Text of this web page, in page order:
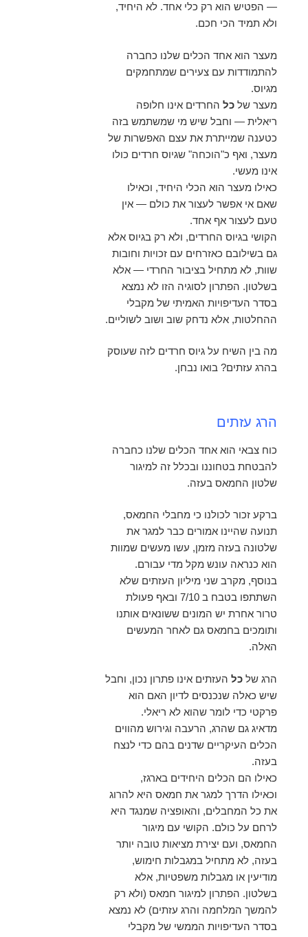
— הפטיש הוא רק כלי אחד. לא היחיד,
ולא תמיד הכי חכם.
מעצר הוא אחד הכלים שלנו כחברה
להתמודדות עם צעירים שמתחמקים
מגיוס.
מעצר של כל החרדים אינו חלופה
ריאלית — וחבל שיש מי שמשתמש בזה
כטענה שמייתרת את עצם האפשרות של
מעצר, ואף כ"הוכחה" שגיוס חרדים כולו
אינו מעשי.
כאילו מעצר הוא הכלי היחיד, וכאילו
שאם אי אפשר לעצור את כולם — אין
טעם לעצור אף אחד.
הקושי בגיוס החרדים, ולא רק בגיוס אלא
גם בשילובם כאזרחים עם זכויות וחובות
שוות, לא מתחיל בציבור החרדי — אלא
בשלטון. הפתרון לסוגיה הזו לא נמצא
בסדר העדיפויות האמיתי של מקבלי
ההחלטות, אלא נדחק שוב ושוב לשוליים.
מה בין השיח על גיוס חרדים לזה שעוסק
בהרג עזתים? בואו נבחן.
הרג עזתים
כוח צבאי הוא אחד הכלים שלנו כחברה
להבטחת בטחוננו ובכלל זה למיגור
שלטון החמאס בעזה.
ברקע זכור לכולנו כי מחבלי החמאס,
תנועה שהיינו אמורים כבר למגר את
שלטונה בעזה מזמן, עשו מעשים שמוות
הוא כנראה עונש מקל מדי עבורם.
בנוסף, מקרב שני מיליון העזתים שלא
השתתפו בטבח ב 7/10 ובאף פעולת
טרור אחרת יש המונים ששונאים אותנו
ותומכים בחמאס גם לאחר המעשים
האלה.
הרג של כל העזתים אינו פתרון נכון, וחבל
שיש כאלה שנכנסים לדיון האם הוא
פרקטי כדי לומר שהוא לא ריאלי.
מדאיג גם שהרג, הרעבה וגירוש מהווים
הכלים העיקריים שדנים בהם כדי לנצח
בעזה.
כאילו הם הכלים היחידים בארגז,
וכאילו הדרך למגר את חמאס היא להרוג
את כל המחבלים, והאופציה שמנגד היא
לרחם על כולם. הקושי עם מיגור
החמאס, ועם יצירת מציאות טובה יותר
בעזה, לא מתחיל במגבלות חימוש,
מודיעין או מגבלות משפטיות, אלא
בשלטון. הפתרון למיגור חמאס (ולא רק
להמשך המלחמה והרג עזתים) לא נמצא
בסדר העדיפויות הממשי של מקבלי